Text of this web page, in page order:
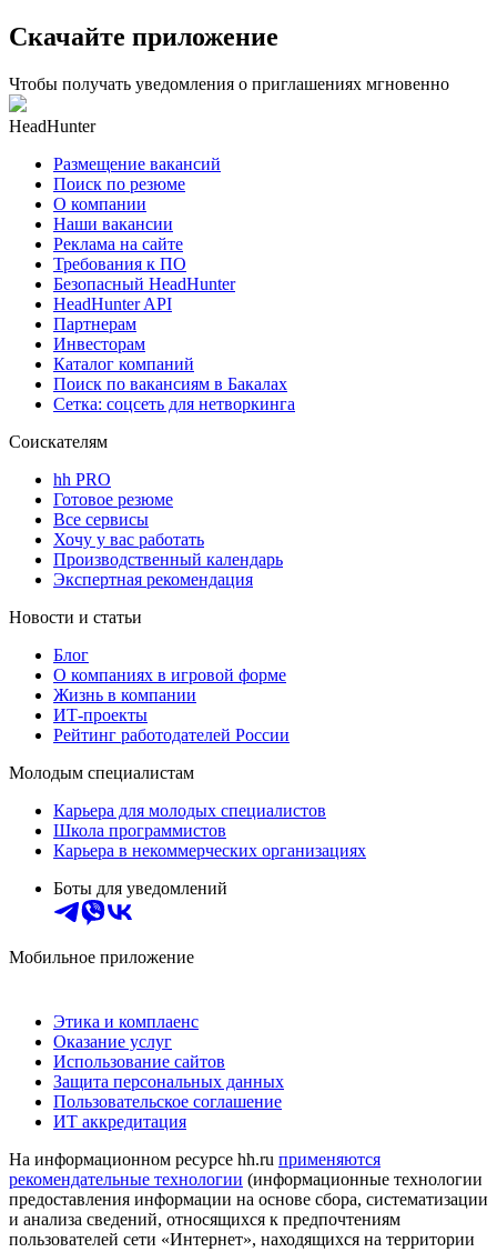
Скачайте приложение
Чтобы получать уведомления о приглашениях мгновенно
HeadHunter
Размещение вакансий
Поиск по резюме
О компании
Наши вакансии
Реклама на сайте
Требования к ПО
Безопасный HeadHunter
HeadHunter API
Партнерам
Инвесторам
Каталог компаний
Поиск по вакансиям в Бакалах
Сетка: соцсеть для нетворкинга
Соискателям
hh PRO
Готовое резюме
Все сервисы
Хочу у вас работать
Производственный календарь
Экспертная рекомендация
Новости и статьи
Блог
О компаниях в игровой форме
Жизнь в компании
ИТ-проекты
Рейтинг работодателей России
Молодым специалистам
Карьера для молодых специалистов
Школа программистов
Карьера в некоммерческих организациях
Боты для уведомлений
Мобильное приложение
Этика и комплаенс
Оказание услуг
Использование сайтов
Защита персональных данных
Пользовательское соглашение
ИТ аккредитация
На информационном ресурсе hh.ru применяются
рекомендательные технологии (информационные технологии
предоставления информации на основе сбора, систематизации
и анализа сведений, относящихся к предпочтениям
пользователей сети «Интернет», находящихся на территории